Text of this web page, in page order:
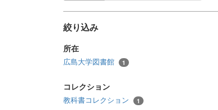
絞り込み
所在
広島大学図書館 1
コレクション
教科書コレクション 1